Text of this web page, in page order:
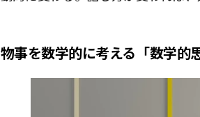
物事を数学的に考える「数学的